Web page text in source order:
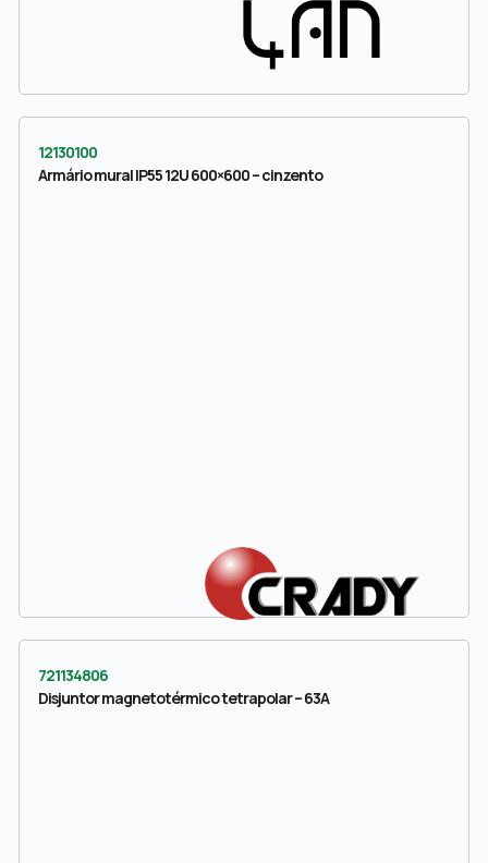
12130100
Armário mural IP55 12U 600×600 – cinzento
721134806
Disjuntor magnetotérmico tetrapolar – 63A